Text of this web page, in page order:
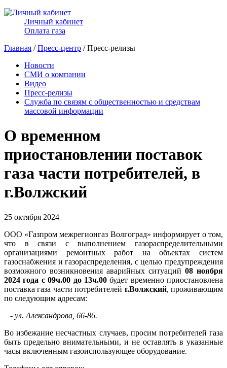
Личный кабинет
Оплата газа
Главная /Пресс-центр / Пресс-релизы
Новости
СМИ о компании
Видео
Пресс-релизы
Служба по связям с общественностью и средствам
массовой информации
О временном
приостановлении поставок
газа части потребителей, в
г.Волжский
25 октября 2024
ООО «Газпром межрегионгаз Волгоград» информирует о том,
что в связи с выполнением газораспределительными
организациями ремонтных работ на объектах систем
газоснабжения и газораспределения, с целью предупреждения
возможного возникновения аварийных ситуаций 08 ноября
2024 года с 09ч.00 до 13ч.00будет временно приостановлена
поставка газа части потребителей г.Волжский, проживающим
по следующим адресам:
- ул. Александрова, 66-86.
Во избежание несчастных случаев, просим потребителей газа
быть предельно внимательными, и не оставлять в указанные
часы включенным газоиспользующее оборудование.